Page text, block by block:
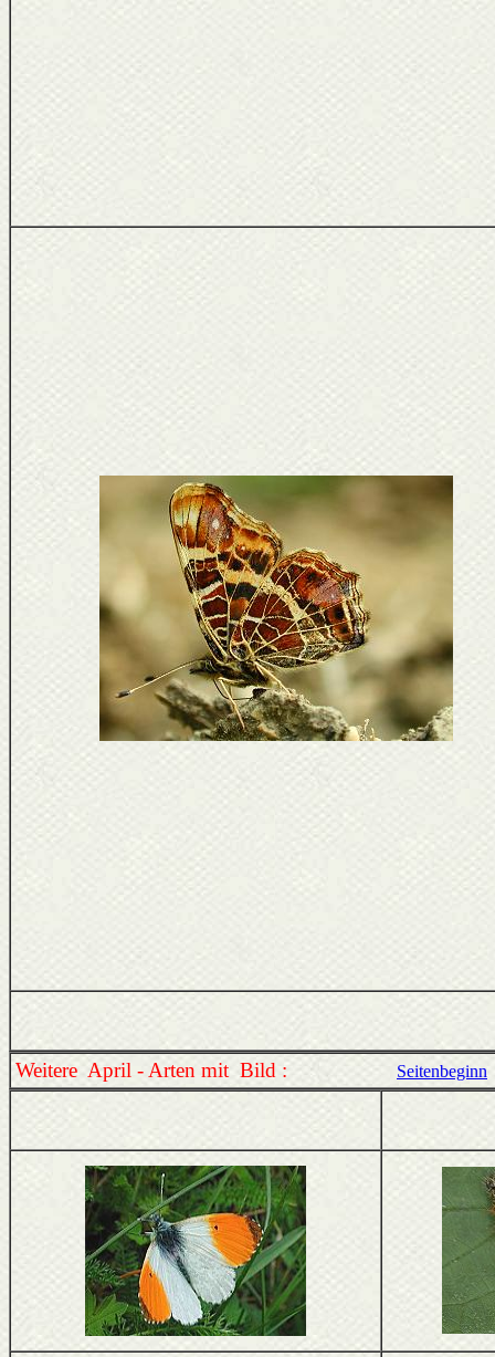
Weitere April - Arten mit Bild : Seitenbeginn